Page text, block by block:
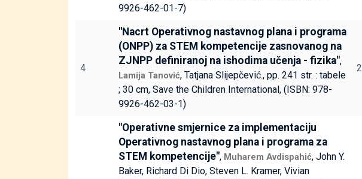
9926-462-01-7)
4
"Nacrt Operativnog nastavnog plana i programa
(ONPP) za STEM kompetencije zasnovanog na
ZJNPP definiranoj na ishodima učenja - fizika",
Lamija Tanović, Tatjana Slijepčević., pp. 241 str. : tabele
; 30 cm, Save the Children International, (ISBN: 978-
9926-462-03-1)
"Operativne smjernice za implementaciju
Operativnog nastavnog plana i programa za
STEM kompetencije", Muharem Avdispahić, John Y.
Baker, Richard Di Dio, Steven L. Kramer, Vivian